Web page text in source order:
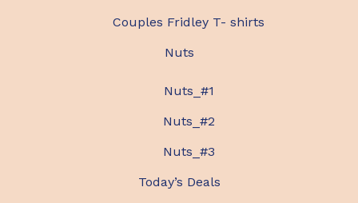
Couples Fridley T- shirts
Nuts
Nuts_#1
Nuts_#2
Nuts_#3
Today’s Deals